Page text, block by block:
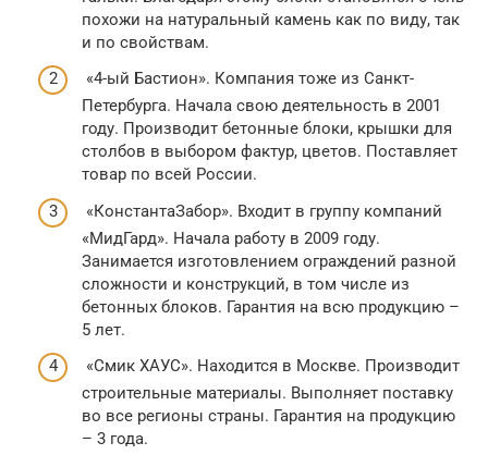
похожи на натуральный камень как по виду, так
и по свойствам.
«4-ый Бастион». Компания тоже из Санкт-
Петербурга. Начала свою деятельность в 2001
году. Производит бетонные блоки, крышки для
столбов в выбором фактур, цветов. Поставляет
товар по всей России.
«КонстантаЗабор». Входит в группу компаний
«МидГард». Начала работу в 2009 году.
Занимается изготовлением ограждений разной
сложности и конструкций, в том числе из
бетонных блоков. Гарантия на всю продукцию –
5 лет.
«Смик ХАУС». Находится в Москве. Производит
строительные материалы. Выполняет поставку
во все регионы страны. Гарантия на продукцию
– 3 года.